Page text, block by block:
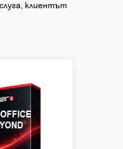
клиентът